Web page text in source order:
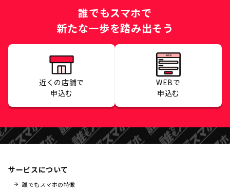
誰でもスマホで
新たな一歩を踏み出そう
近くの店舗で
申込む
WEBで
申込む
サービスについて
誰でもスマホの特徴